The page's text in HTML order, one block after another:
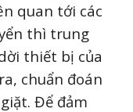
quan tới các
thì trung
thiết bị của
chuẩn đoán
Để đảm